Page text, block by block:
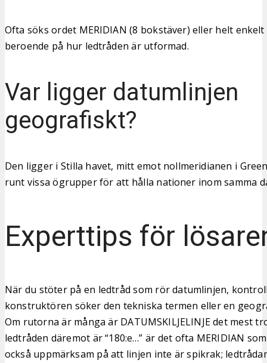
Ofta söks ordet MERIDIAN (8 bokstäver) eller helt enkelt
beroende på hur ledtråden är utformad.
Var ligger datumlinjen
geografiskt?
Den ligger i Stilla havet, mitt emot nollmeridianen i
runt vissa ögrupper för att hålla nationer inom samma
Experttips för
När du stöter på en ledtråd som rör datumlinjen,
konstruktören söker den tekniska termen eller en
Om rutorna är många är DATUMSKILJELINJE det mest
ledtråden däremot är “180:e…” är det ofta MERIDIAN
också uppmärksam på att linjen inte är spikrak;